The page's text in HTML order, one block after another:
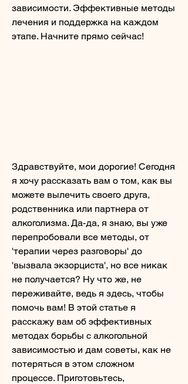
зависимости. Эффективные методы
лечения и поддержка на каждом
этапе. Начните прямо сейчас!
Здравствуйте, мои дорогие! Сегодня
я хочу рассказать вам о том, как вы
можете вылечить своего друга,
родственника или партнера от
алкоголизма. Да-да, я знаю, вы уже
перепробовали все методы, от
'терапии через разговоры' до
'вызвала экзорциста', но все никак
не получается? Ну что же, не
переживайте, ведь я здесь, чтобы
помочь вам! В этой статье я
расскажу вам об эффективных
методах борьбы с алкогольной
зависимостью и дам советы, как не
потеряться в этом сложном
процессе. Приготовьтесь,